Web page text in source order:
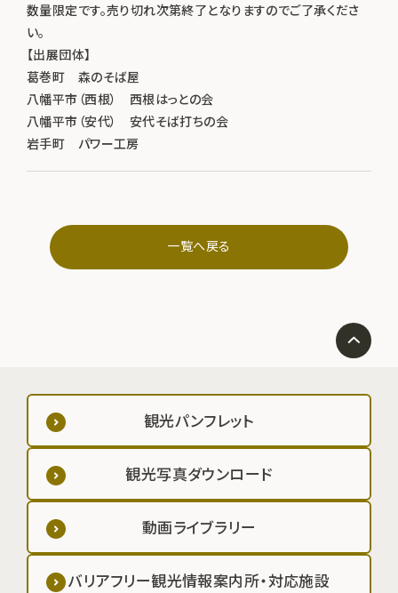
数量限定です。売り切れ次第終了となりますのでご了承くださ
い。
【出展団体】
葛巻町 森のそば屋
八幡平市（西根） 西根はっとの会
八幡平市（安代） 安代そば打ちの会
岩手町 パワー工房
一覧へ戻る
観光パンフレット
観光写真ダウンロード
動画ライブラリー
バリアフリー観光情報案内所・対応施設